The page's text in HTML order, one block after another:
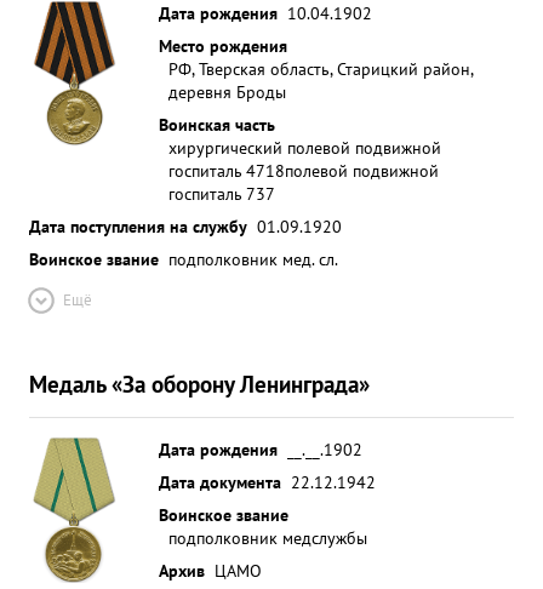
Дата рождения 10.04.1902
Место рождения
РФ, Тверская область, Старицкий район,
деревня Броды
Воинская часть
хирургический полевой подвижной
госпиталь 4718полевой подвижной
госпиталь 737
Дата поступления на службу 01.09.1920
Воинское звание подполковник мед. сл.
Ещё
Медаль «За оборону Ленинграда»
Дата рождения
__.__.1902
Дата документа 22.12.1942
Воинское звание
подполковник медслужбы
Архив ЦАМО